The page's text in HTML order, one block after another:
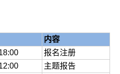
内容
报名注册
主题报告